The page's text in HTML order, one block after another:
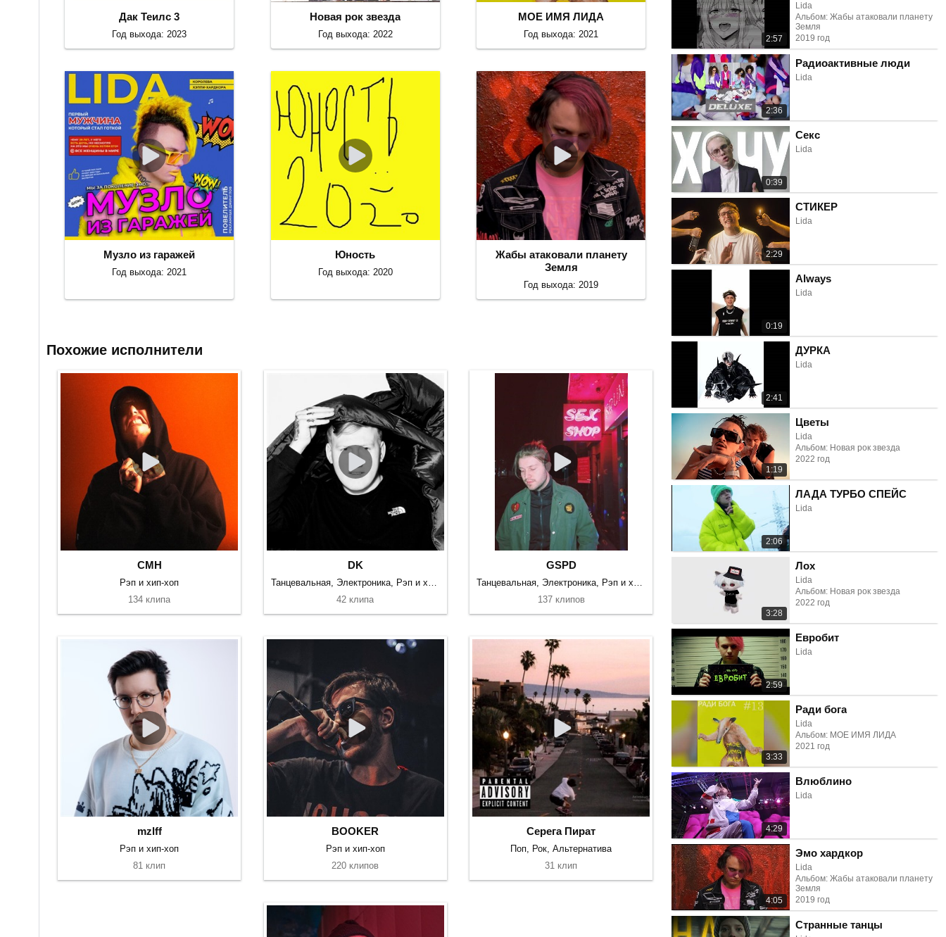
2:57
Lida
Альбом: Жабы атаковали планету
Земля
2019 год
2:36
Радиоактивные люди
Lida
0:39
Секс
Lida
2:29
СТИКЕР
Lida
0:19
Always
Lida
2:41
ДУРКА
Lida
1:19
Цветы
Lida
Альбом: Новая рок звезда
2022 год
2:06
ЛАДА ТУРБО СПЕЙС
Lida
3:28
Лох
Lida
Альбом: Новая рок звезда
2022 год
2:59
Евробит
Lida
3:33
Ради бога
Lida
Альбом: МОЕ ИМЯ ЛИДА
2021 год
4:29
Влюблино
Lida
4:05
Эмо хардкор
Lida
Альбом: Жабы атаковали планету
Земля
2019 год
Странные танцы
Дак Теилс 3
Год выхода: 2023
Новая рок звезда
Год выхода: 2022
МОЕ ИМЯ ЛИДА
Год выхода: 2021
Музло из гаражей
Год выхода: 2021
Юность
Год выхода: 2020
Жабы атаковали планету
Земля
Год выхода: 2019
Похожие исполнители
CMH
Рэп и хип-хоп
134 клипа
DK
42 клипа
GSPD
137 клипов
mzlff
Рэп и хип-хоп
81 клип
BOOKER
Рэп и хип-хоп
220 клипов
Серега Пират
Поп, Рок, Альтернатива
31 клип